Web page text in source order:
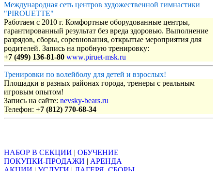
Международная сеть центров художественной гимнастики
"PIROUETTE"
Работаем с 2010 г. Комфортные оборудованные центры,
гарантированный результат без вреда здоровью. Выполнение
разрядов, сборы, соревнования, открытые мероприятия для
родителей. Запись на пробную тренировку:
+7 (499) 136-81-80 www.piruet-msk.ru
Тренировки по волейболу для детей и взрослых!
Площадки в разных районах города, тренеры с реальным
игровым опытом!
Запись на сайте: nevsky-bears.ru
Телефон: +7 (812) 770-68-34
НАБОР В СЕКЦИИ | ОБУЧЕНИЕ
ПОКУПКИ-ПРОДАЖИ | АРЕНДА